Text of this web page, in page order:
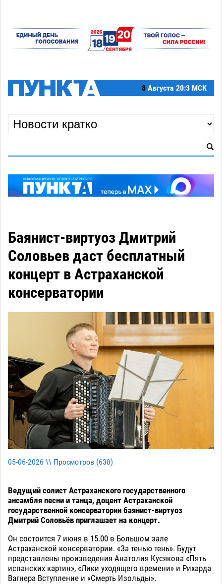
8 Августа 20:3 МСК
Баянист-виртуоз Дмитрий
Соловьев даст бесплатный
концерт в Астраханской
консерватории
05-06-2026 \\ Просмотров (638)
Ведущий солист Астраханского государственного
ансамбля песни и танца, доцент Астраханской
государственной консерватории баянист-виртуоз
Дмитрий Соловьёв приглашает на концерт.
Он состоится 7 июня в 15.00 в Большом зале
Астраханской консерватории. «За тенью тень». Будут
представлены произведения Анатолия Кусякова «Пять
испанских картин», «Лики уходящего времени» и Рихарда
Вагнера Вступление и «Смерть Изольды».